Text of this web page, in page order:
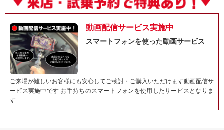
動画配信サービス実施中
スマートフォンを使った動画サービス
ご来場が難しいお客様にも安心してご検討・ご購入いただけます動画配信サ
ービス実施中です お手持ちのスマートフォンを使用したサービスとなりま
す